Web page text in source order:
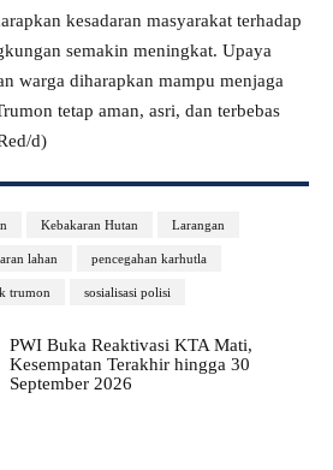
kesadaran masyarakat terhadap
semakin meningkat. Upaya
warga diharapkan mampu menjaga
tetap aman, asri, dan terbebas
d)
Kebakaran Hutan Larangan
lahan pencegahan karhutla
trumon sosialisasi polisi
PWI Buka Reaktivasi KTA Mati,
Kesempatan Terakhir hingga 30
September 2026